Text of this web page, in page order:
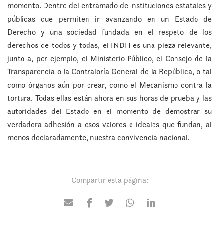
momento. Dentro del entramado de instituciones estatales y
públicas que permiten ir avanzando en un Estado de
Derecho y una sociedad fundada en el respeto de los
derechos de todos y todas, el INDH es una pieza relevante,
junto a, por ejemplo, el Ministerio Público, el Consejo de la
Transparencia o la Contraloría General de la República, o tal
como órganos aún por crear, como el Mecanismo contra la
tortura. Todas ellas están ahora en sus horas de prueba y las
autoridades del Estado en el momento de demostrar su
verdadera adhesión a esos valores e ideales que fundan, al
menos declaradamente, nuestra convivencia nacional.
Compartir esta página: